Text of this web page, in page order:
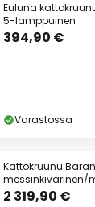
Euluna
5-lamppuinen
394,90 €
Varastossa
Kattokruunu
messinkivärinen/
lamppuinen
2 319,90 €